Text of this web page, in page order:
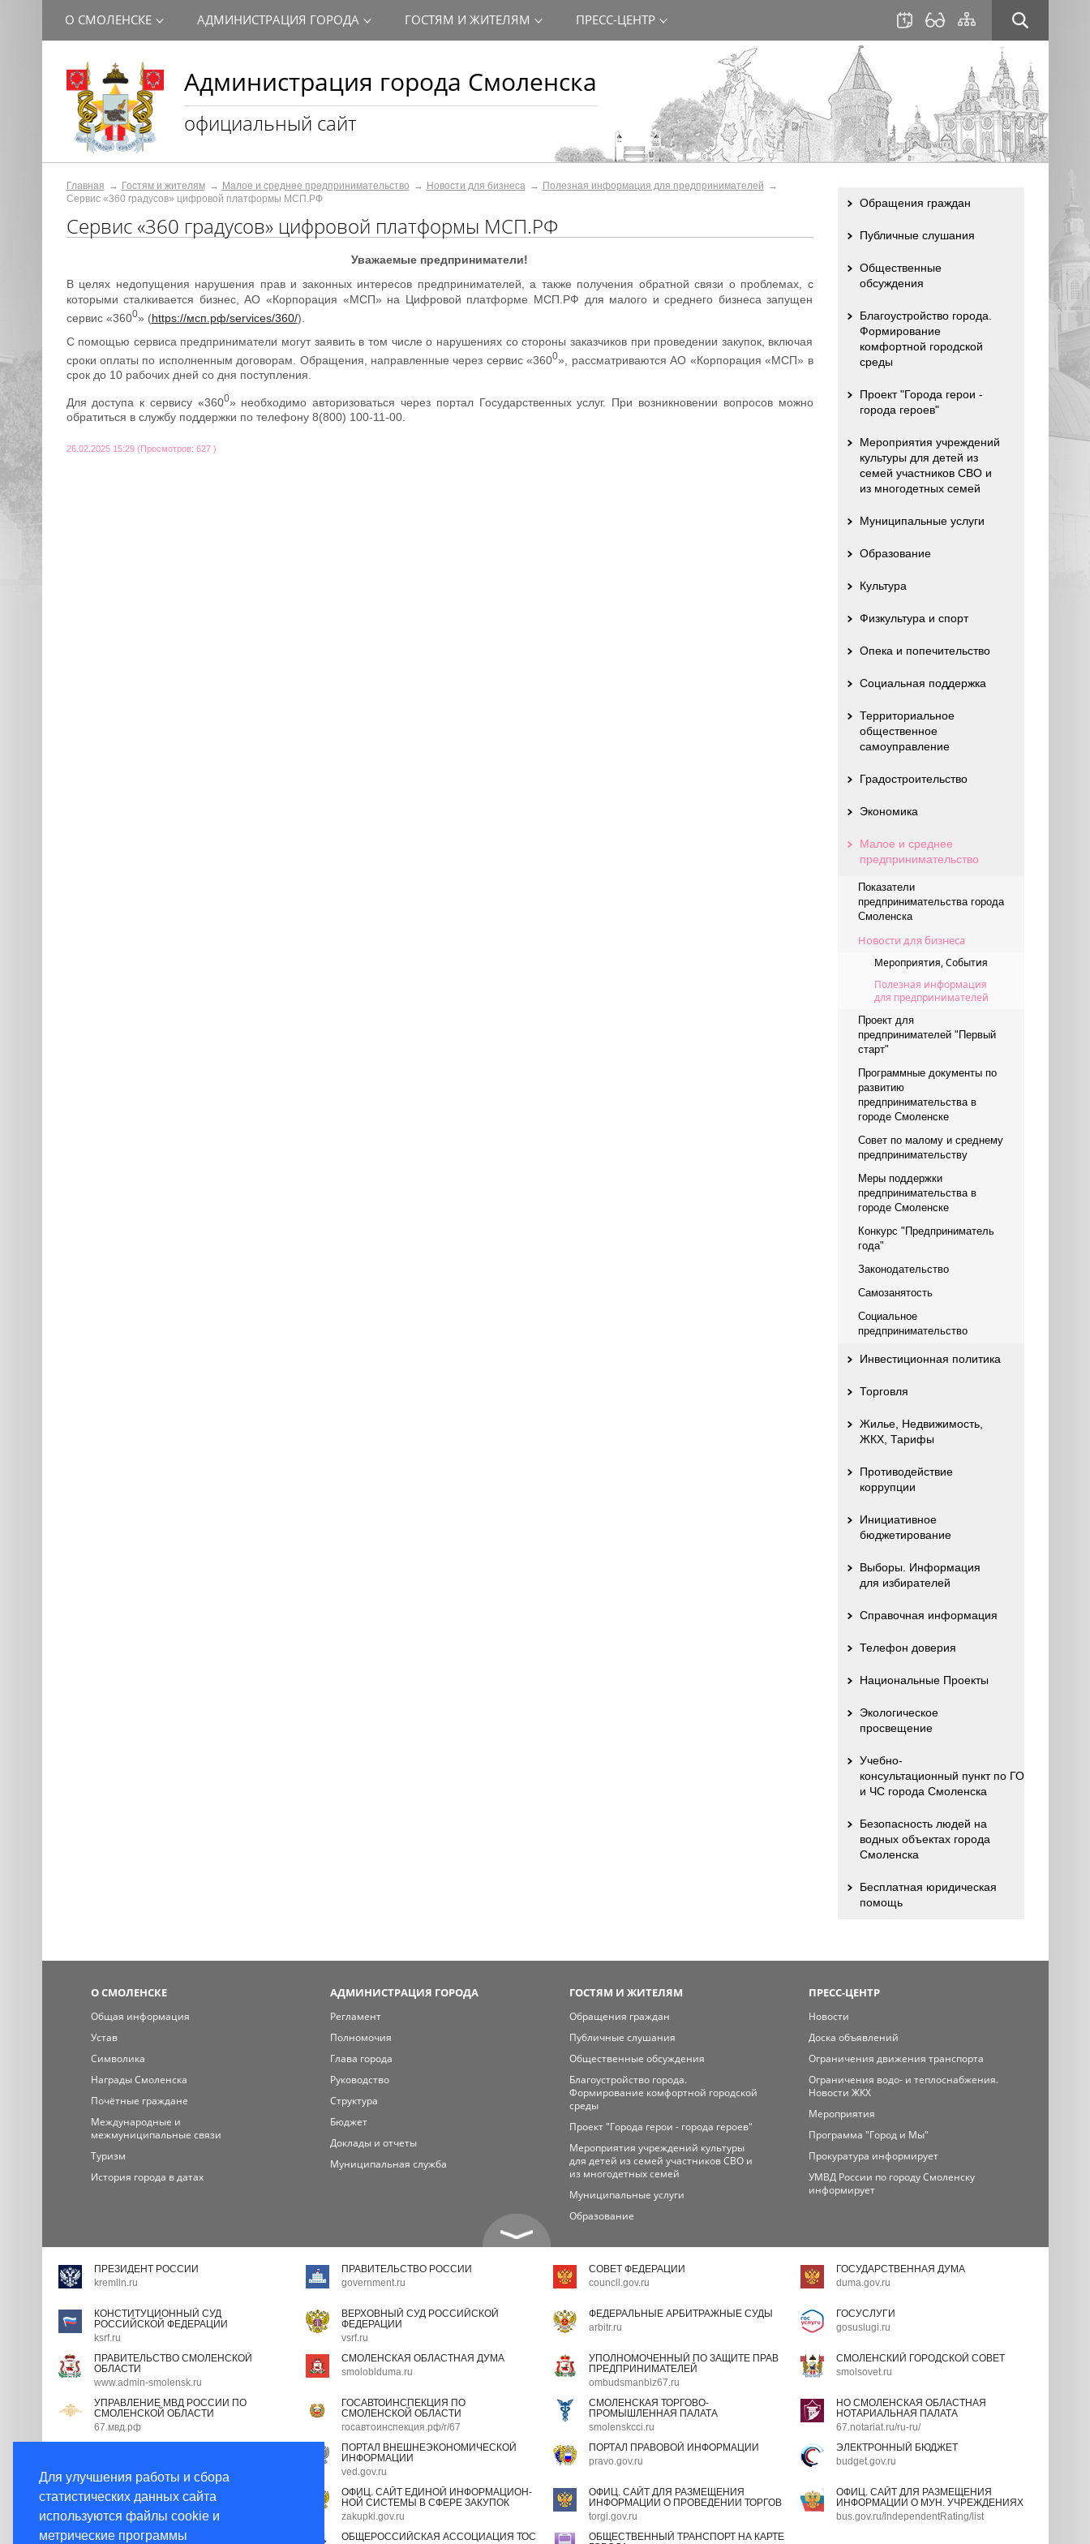
Для улучшения работы и сбора
статистических данных сайта
используются файлы cookie и
метрические программы
Администрация города Смоленска
официальный сайт
О СМОЛЕНСКЕ АДМИНИСТРАЦИЯ ГОРОДА ГОСТЯМ И ЖИТЕЛЯМ ПРЕСС-ЦЕНТР
Главная Гостям и жителям Малое и среднее предпринимательство Новости для бизнеса
Полезная информация для предпринимателей
Сервис «360 градусов» цифровой платформы МСП.РФ
Сервис «360 градусов» цифровой платформы МСП.РФ
Уважаемые предприниматели!
В целях недопущения нарушения прав и законных интересов предпринимателей, а также получения обратной связи о проблемах, с
которыми сталкивается бизнес, АО «Корпорация «МСП» на Цифровой платформе МСП.РФ для малого и среднего бизнеса запущен
сервис «3600» (https://мсп.рф/services/360/).
С помощью сервиса предприниматели могут заявить в том числе о нарушениях со стороны заказчиков при проведении закупок, включая
сроки оплаты по исполненным договорам. Обращения, направленные через сервис «3600», рассматриваются АО «Корпорация «МСП» в
срок до 10 рабочих дней со дня поступления.
Для доступа к сервису «3600» необходимо авторизоваться через портал Государственных услуг. При возникновении вопросов можно
обратиться в службу поддержки по телефону 8(800) 100-11-00.
26.02.2025 15:29 (Просмотров: 627 )
Обращения граждан
Публичные слушания
Общественные
обсуждения
Благоустройство города.
Формирование
комфортной городской
среды
Проект "Города герои -
города героев"
Мероприятия учреждений
культуры для детей из
семей участников СВО и
из многодетных семей
Муниципальные услуги
Образование
Культура
Физкультура и спорт
Опека и попечительство
Социальная поддержка
Территориальное
общественное
самоуправление
Градостроительство
Экономика
Малое и среднее
предпринимательство
Показатели
предпринимательства города
Смоленска
Новости для бизнеса
Мероприятия, События
Полезная информация
для предпринимателей
Проект для
предпринимателей "Первый
старт"
Программные документы по
развитию
предпринимательства в
городе Смоленске
Совет по малому и среднему
предпринимательству
Меры поддержки
предпринимательства в
городе Смоленске
Конкурс "Предприниматель
года"
Законодательство
Самозанятость
Социальное
предпринимательство
Инвестиционная политика
Торговля
Жилье, Недвижимость,
ЖКХ, Тарифы
Противодействие
коррупции
Инициативное
бюджетирование
Выборы. Информация
для избирателей
Справочная информация
Телефон доверия
Национальные Проекты
Экологическое
просвещение
Учебно-
консультационный пункт по ГО
и ЧС города Смоленска
Безопасность людей на
водных объектах города
Смоленска
Бесплатная юридическая
помощь
О СМОЛЕНСКЕ
Общая информация
Устав
Символика
Награды Смоленска
Почётные граждане
Международные и
межмуниципальные связи
Туризм
История города в датах
АДМИНИСТРАЦИЯ ГОРОДА
Регламент
Полномочия
Глава города
Руководство
Структура
Бюджет
Доклады и отчеты
Муниципальная служба
ГОСТЯМ И ЖИТЕЛЯМ
Обращения граждан
Публичные слушания
Общественные обсуждения
Благоустройство города.
Формирование комфортной городской
среды
Проект "Города герои - города героев"
Мероприятия учреждений культуры
для детей из семей участников СВО и
из многодетных семей
Муниципальные услуги
Образование
ПРЕСС-ЦЕНТР
Новости
Доска объявлений
Ограничения движения транспорта
Ограничения водо- и теплоснабжения.
Новости ЖКХ
Мероприятия
Программа "Город и Мы"
Прокуратура информирует
УМВД России по городу Смоленску
информирует
ПРЕЗИДЕНТ РОССИИ
kremlin.ru
ПРАВИТЕЛЬСТВО РОССИИ
government.ru
СОВЕТ ФЕДЕРАЦИИ
council.gov.ru
ГОСУДАРСТВЕННАЯ ДУМА
duma.gov.ru
КОНСТИТУЦИОННЫЙ СУД
РОССИЙСКОЙ ФЕДЕРАЦИИ
ksrf.ru
ВЕРХОВНЫЙ СУД РОССИЙСКОЙ
ФЕДЕРАЦИИ
vsrf.ru
ФЕДЕРАЛЬНЫЕ АРБИТРАЖНЫЕ СУДЫ
arbitr.ru
ГОСУСЛУГИ
gosuslugi.ru
ПРАВИТЕЛЬСТВО СМОЛЕНСКОЙ
ОБЛАСТИ
www.admin-smolensk.ru
СМОЛЕНСКАЯ ОБЛАСТНАЯ ДУМА
smoloblduma.ru
УПОЛНОМОЧЕННЫЙ ПО ЗАЩИТЕ ПРАВ
ПРЕДПРИНИМАТЕЛЕЙ
ombudsmanbiz67.ru
СМОЛЕНСКИЙ ГОРОДСКОЙ СОВЕТ
smolsovet.ru
УПРАВЛЕНИЕ МВД РОССИИ ПО
СМОЛЕНСКОЙ ОБЛАСТИ
67.мвд.рф
ГОСАВТОИНСПЕКЦИЯ ПО
СМОЛЕНСКОЙ ОБЛАСТИ
госавтоинспекция.рф/r/67
СМОЛЕНСКАЯ ТОРГОВО-
ПРОМЫШЛЕННАЯ ПАЛАТА
smolenskcci.ru
НО СМОЛЕНСКАЯ ОБЛАСТНАЯ
НОТАРИАЛЬНАЯ ПАЛАТА
67.notariat.ru/ru-ru/
gossluzhba.gov.ru
ПОРТАЛ ВНЕШНЕЭКОНОМИЧЕСКОЙ
ИНФОРМАЦИИ
ved.gov.ru
ПОРТАЛ ПРАВОВОЙ ИНФОРМАЦИИ
pravo.gov.ru
ЭЛЕКТРОННЫЙ БЮДЖЕТ
budget.gov.ru
ЭКСПЕРТНЫЙ СОВЕТ ПРИ
ПРАВИТЕЛЬСТВЕ РФ
open.gov.ru
ОФИЦ. САЙТ ЕДИНОЙ ИНФОРМАЦИОН-
НОЙ СИСТЕМЫ В СФЕРЕ ЗАКУПОК
zakupki.gov.ru
ОФИЦ. САЙТ ДЛЯ РАЗМЕЩЕНИЯ
ИНФОРМАЦИИ О ПРОВЕДЕНИИ ТОРГОВ
torgi.gov.ru
ОФИЦ. САЙТ ДЛЯ РАЗМЕЩЕНИЯ
ИНФОРМАЦИИ О МУН. УЧРЕЖДЕНИЯХ
bus.gov.ru/independentRating/list
НОРМАТИВНЫЕ ПРАВОВЫЕ АКТЫ В
ОБЩЕРОССИЙСКАЯ АССОЦИАЦИЯ ТОС
ОБЩЕСТВЕННЫЙ ТРАНСПОРТ НА КАРТЕ